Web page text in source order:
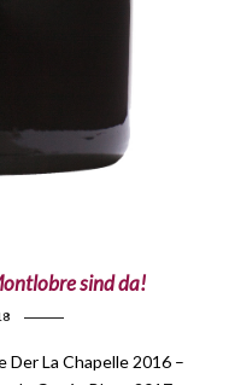
sind da!
Der La Chapelle 2016 –